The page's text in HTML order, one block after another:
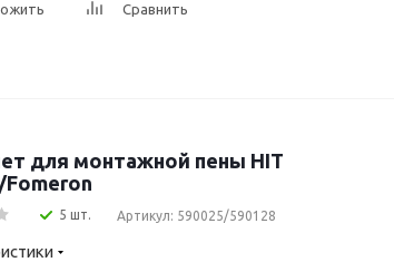
Сравнить
для монтажной пены HIT
5 шт. Артикул: 590025/590128